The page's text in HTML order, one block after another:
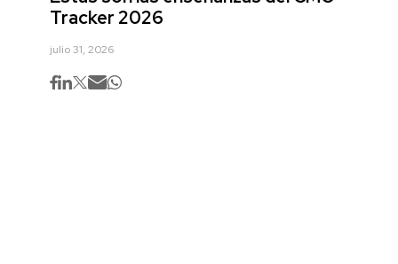
Tracker 2026
julio 31, 2026